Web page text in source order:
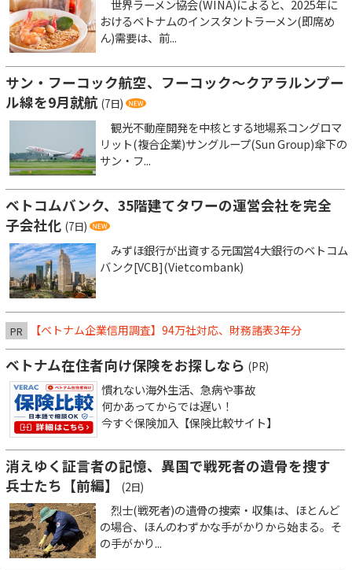
世界ラーメン協会(WINA)によると、2025年に
おけるベトナムのインスタントラーメン(即席め
ん)需要は、前...
サン・フーコック航空、フーコック～クアラルンプー
ル線を9月就航 (7日)
観光不動産開発を中核とする地場系コングロマ
リット(複合企業)サングループ(Sun Group)傘下の
サン・フ...
ベトコムバンク、35階建てタワーの運営会社を完全
子会社化 (7日)
みずほ銀行が出資する元国営4大銀行のベトコム
バンク[VCB](Vietcombank)
PR 【ベトナム企業信用調査】94万社対応、財務諸表3年分
ベトナム在住者向け保険をお探しなら (PR)
慣れない海外生活、急病や事故
何かあってからでは遅い！
今すぐ保険加入【保険比較サイト】
消えゆく証言者の記憶、異国で戦死者の遺骨を捜す
兵士たち【前編】
(2日)
烈士(戦死者)の遺骨の捜索・収集は、ほとんど
の場合、ほんのわずかな手がかりから始まる。そ
の手がかり...